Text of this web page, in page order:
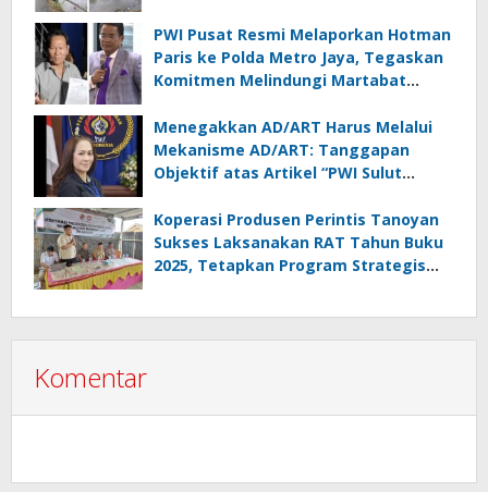
PWI Pusat Resmi Melaporkan Hotman
Paris ke Polda Metro Jaya, Tegaskan
Komitmen Melindungi Martabat
Menegakkan AD/ART Harus Melalui
Mekanisme AD/ART: Tanggapan
Objektif atas Artikel “PWI Sulut
Melanggar Aturan”
Koperasi Produsen Perintis Tanoyan
Sukses Laksanakan RAT Tahun Buku
2025, Tetapkan Program Strategis
Komentar